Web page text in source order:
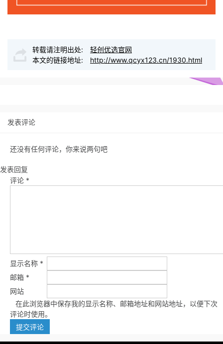
转载请注明出处:
轻创优选官网
本文的链接地址:
http://www.qcyx123.cn/1930.html
发表评论
还没有任何评论，你来说两句吧
发表回复
评论 *
显示名称 *
邮箱 *
网站
在此浏览器中保存我的显示名称、邮箱地址和网站地址，以便下次
评论时使用。